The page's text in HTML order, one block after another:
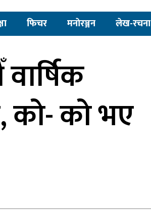
फिचर मनाेरञ्जन लेख-रचना
को- को भए